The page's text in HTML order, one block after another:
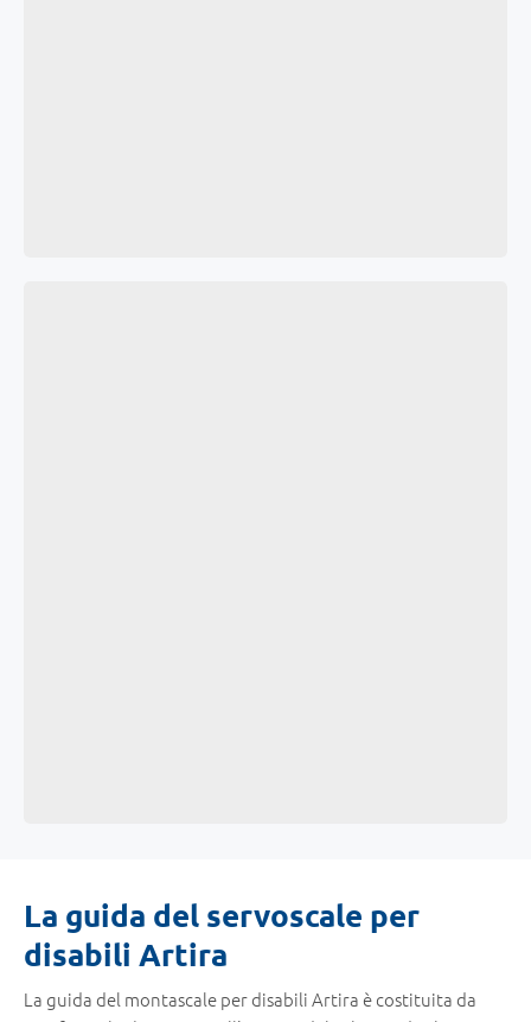
La guida del servoscale per
disabili Artira
La guida del montascale per disabili Artira è costituita da